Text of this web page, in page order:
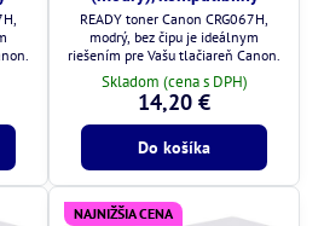
READY toner Canon CRG067H,
modrý, bez čipu je ideálnym
riešením pre Vašu tlačiareň Canon.
Skladom (cena s DPH)
14,20 €
Do košíka
NAJNIŽŠIA CENA